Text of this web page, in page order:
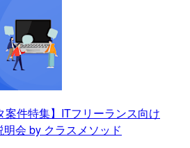
案件特集】ITフリーランス向け
明会 by クラスメソッド